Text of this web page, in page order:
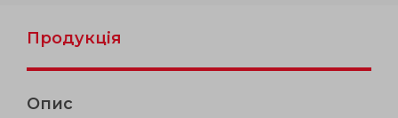
Продукція
Опис